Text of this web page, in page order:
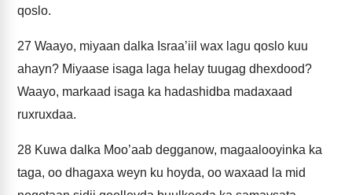
qoslo.
27 Waayo, miyaan dalka Israa’iil wax lagu qoslo kuu
ahayn? Miyaase isaga laga helay tuugag dhexdood?
Waayo, markaad isaga ka hadashidba madaxaad
ruxruxdaa.
28 Kuwa dalka Moo’aab degganow, magaalooyinka ka
taga, oo dhagaxa weyn ku hoyda, oo waxaad la mid